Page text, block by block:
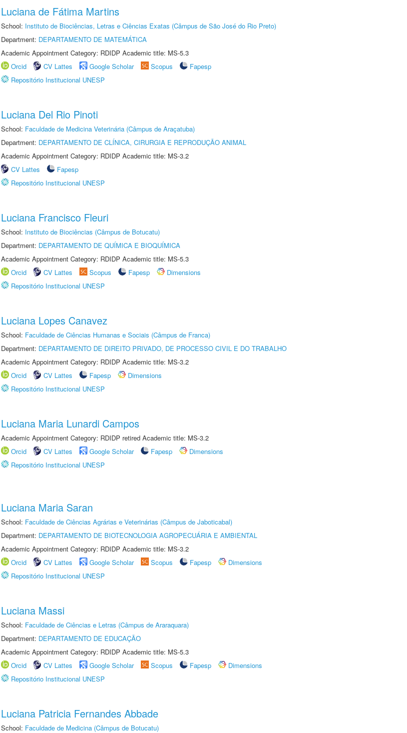
Luciana de Fátima Martins
School: Instituto de Biociências, Letras e Ciências Exatas (Câmpus de São José do Rio Preto)
Department: DEPARTAMENTO DE MATEMÁTICA
Academic Appointment Category: RDIDP Academic title: MS-5.3
Orcid
CV Lattes Google Scholar Scopus
Fapesp
Repositório Institucional UNESP
Luciana Del Rio Pinoti
School: Faculdade de Medicina Veterinária (Câmpus de Araçatuba)
Department: DEPARTAMENTO DE CLÍNICA, CIRURGIA E REPRODUÇÃO ANIMAL
Academic Appointment Category: RDIDP Academic title: MS-3.2
CV Lattes
Fapesp
Repositório Institucional UNESP
Luciana Francisco Fleuri
School: Instituto de Biociências (Câmpus de Botucatu)
Department: DEPARTAMENTO DE QUÍMICA E BIOQUÍMICA
Academic Appointment Category: RDIDP Academic title: MS-5.3
Orcid
CV Lattes Scopus Fapesp
Dimensions
Repositório Institucional UNESP
Luciana Lopes Canavez
School: Faculdade de Ciências Humanas e Sociais (Câmpus de Franca)
Department: DEPARTAMENTO DE DIREITO PRIVADO, DE PROCESSO CIVIL E DO TRABALHO
Academic Appointment Category: RDIDP Academic title: MS-3.2
Orcid
CV Lattes Fapesp
Dimensions
Repositório Institucional UNESP
Luciana Maria Lunardi Campos
Academic Appointment Category: RDIDP retired Academic title: MS-3.2
Orcid
CV Lattes Google Scholar Fapesp
Dimensions
Repositório Institucional UNESP
Luciana Maria Saran
School: Faculdade de Ciências Agrárias e Veterinárias (Câmpus de Jaboticabal)
Department: DEPARTAMENTO DE BIOTECNOLOGIA AGROPECUÁRIA E AMBIENTAL
Academic Appointment Category: RDIDP Academic title: MS-3.2
Orcid
CV Lattes Google Scholar Scopus Fapesp
Dimensions
Repositório Institucional UNESP
Luciana Massi
School: Faculdade de Ciências e Letras (Câmpus de Araraquara)
Department: DEPARTAMENTO DE EDUCAÇÃO
Academic Appointment Category: RDIDP Academic title: MS-5.3
Orcid
CV Lattes Google Scholar Scopus Fapesp
Dimensions
Repositório Institucional UNESP
Luciana Patricia Fernandes Abbade
School: Faculdade de Medicina (Câmpus de Botucatu)